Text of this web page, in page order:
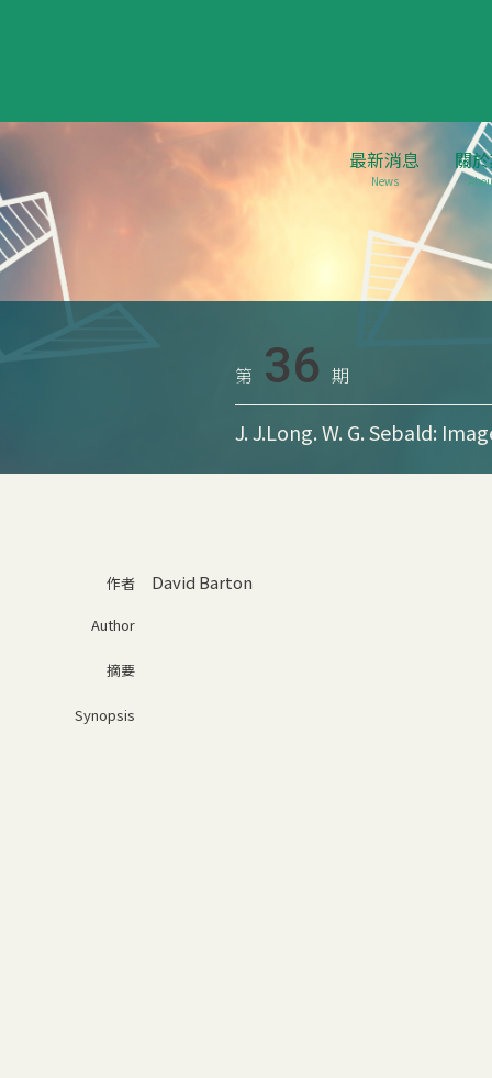
最新消息
News
關
第 36 期
J. J.Long. W. G. Sebald:
作者 David Barton
Author
摘要
Synopsis